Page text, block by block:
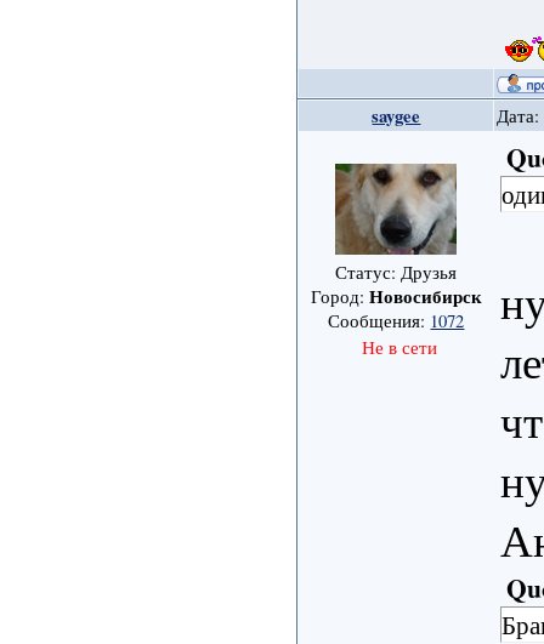
saygee Дата:
Статус: Друзья
Город: Новосибирск
Сообщения: 1072
Не в сети